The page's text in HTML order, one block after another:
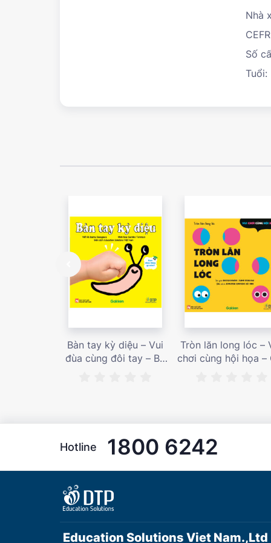
Nhà
Số
Tuổi:
Bàn tay kỳ diệu – Vui
đùa cùng đôi tay – Bé
Tròn lăn long lóc –
chơi cùng hội họa –
Hotline 1800 6242
Education Solutions Viet Nam.,Ltd